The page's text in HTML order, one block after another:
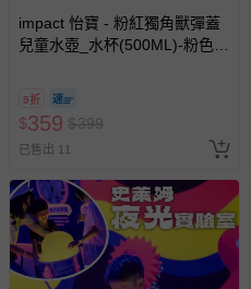
豫期範圍：
易於腐敗、保存期限較
報紙、期刊或雜誌（惟
經消費者拆封之影音商
等）。
非以有形媒介提供之數
上服務，經消費者事先
impact 怡寶 - 粉紅獨角獸彈蓋
兒童水壺_水杯(500ML)-粉色
9折
$359 $399
已售出 11